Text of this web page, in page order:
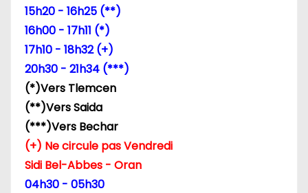
15h20 - 16h25 (**)
16h00 - 17h11 (*)
17h10 - 18h32 (+)
20h30 - 21h34 (***)
(*)Vers Tlemcen
(**)Vers Saida
(***)Vers Bechar
(+) Ne circule pas Vendredi
Sidi Bel-Abbes - Oran
04h30 - 05h30